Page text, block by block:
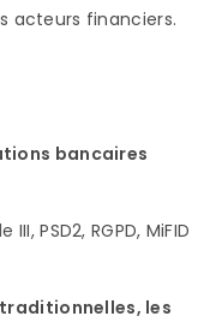
acteurs financiers.
bancaires
III, PSD2, RGPD, MiFID
les